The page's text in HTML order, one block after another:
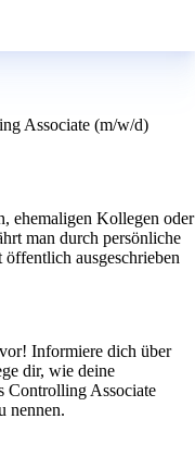
Associate (m/w/d)
ehemaligen Kollegen oder
man durch persönliche
ausgeschrieben
Informiere dich über
dir, wie deine
Controlling Associate
nennen.